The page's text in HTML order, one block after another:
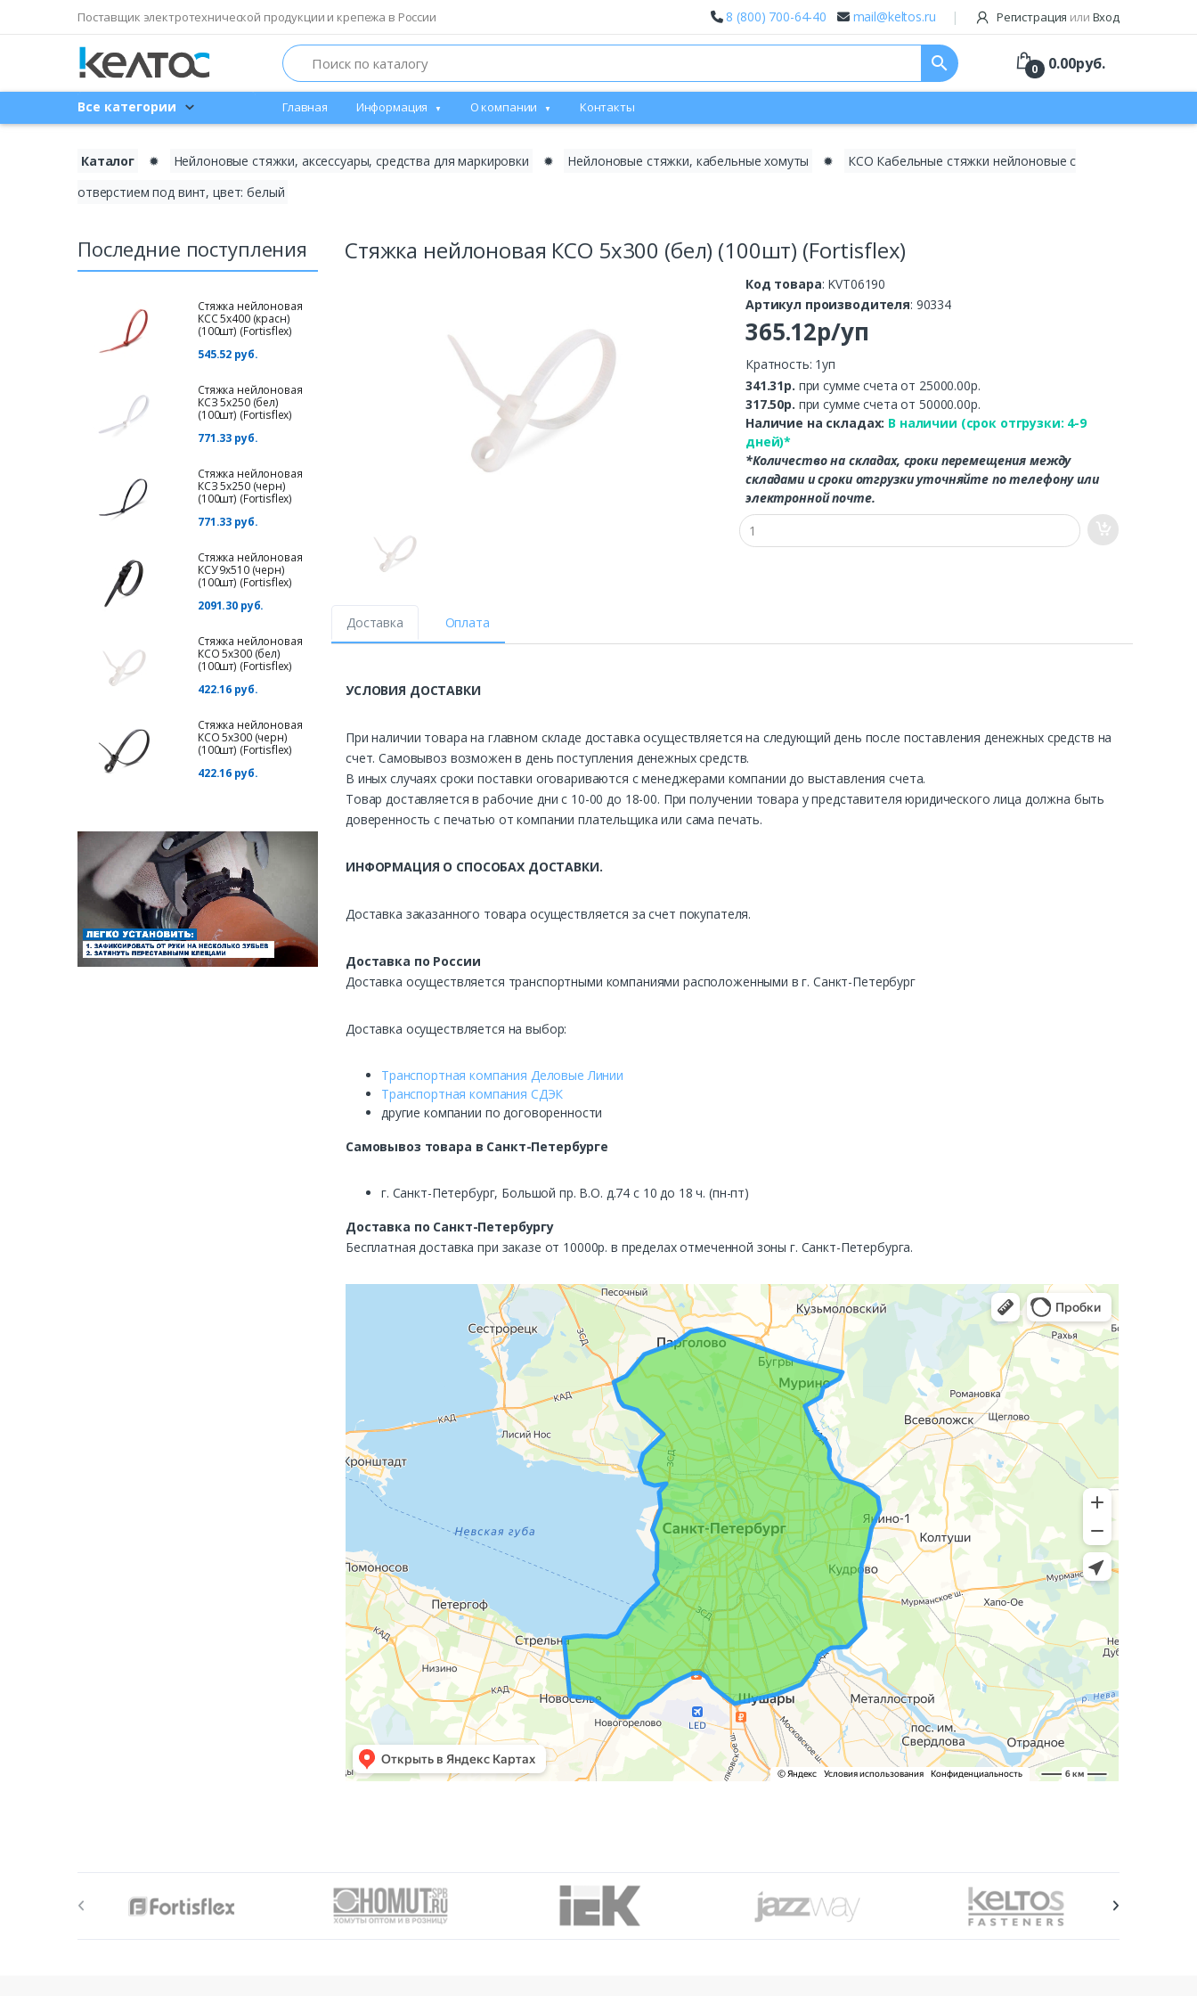
Поставщик электротехнической продукции и крепежа в России 8 (800) 700-64-40 mail@keltos.ru Регистрация или Вход
Search search 0 0.00руб.
Все категории Главная Информация О компании Контакты
Каталог ✹ Нейлоновые стяжки, аксессуары, средства для маркировки ✹ Нейлоновые стяжки, кабельные хомуты ✹
КСО Кабельные стяжки нейлоновые с
отверстием под винт, цвет: белый
Последние поступления
Стяжка нейлоновая
КСС 5х400 (красн)
(100шт) (Fortisflex)
545.52 руб.
Стяжка нейлоновая
КСЗ 5х250 (бел)
(100шт) (Fortisflex)
771.33 руб.
Стяжка нейлоновая
КСЗ 5х250 (черн)
(100шт) (Fortisflex)
771.33 руб.
Стяжка нейлоновая
КСУ 9х510 (черн)
(100шт) (Fortisflex)
2091.30 руб.
Стяжка нейлоновая
КСО 5х300 (бел)
(100шт) (Fortisflex)
422.16 руб.
Стяжка нейлоновая
КСО 5х300 (черн)
(100шт) (Fortisflex)
422.16 руб.
Стяжка нейлоновая КСО 5х300 (бел) (100шт) (Fortisflex)
Код товара: KVT06190
Артикул производителя: 90334
365.12р/уп
Кратность: 1уп
341.31р. при сумме счета от 25000.00р.
317.50р. при сумме счета от 50000.00р.
Наличие на складах: В наличии (срок отгрузки: 4-9
дней)*
*Количество на складах, сроки перемещения между
складами и сроки отгрузки уточняйте по телефону или
электронной почте.
Доставка Оплата
УСЛОВИЯ ДОСТАВКИ
При наличии товара на главном складе доставка осуществляется на следующий день после поставления денежных средств на
счет. Самовывоз возможен в день поступления денежных средств.
В иных случаях сроки поставки оговариваются с менеджерами компании до выставления счета.
Товар доставляется в рабочие дни с 10-00 до 18-00. При получении товара у представителя юридического лица должна быть
доверенность с печатью от компании плательщика или сама печать.
ИНФОРМАЦИЯ О СПОСОБАХ ДОСТАВКИ.
Доставка заказанного товара осуществляется за счет покупателя.
Доставка по России
Доставка осуществляется транспортными компаниями расположенными в г. Санкт-Петербург
Доставка осуществляется на выбор:
Транспортная компания Деловые Линии
Транспортная компания СДЭК
другие компании по договоренности
Самовывоз товара в Санкт-Петербурге
г. Санкт-Петербург, Большой пр. В.О. д.74 с 10 до 18 ч. (пн-пт)
Доставка по Санкт-Петербургу
Бесплатная доставка при заказе от 10000р. в пределах отмеченной зоны г. Санкт-Петербурга.